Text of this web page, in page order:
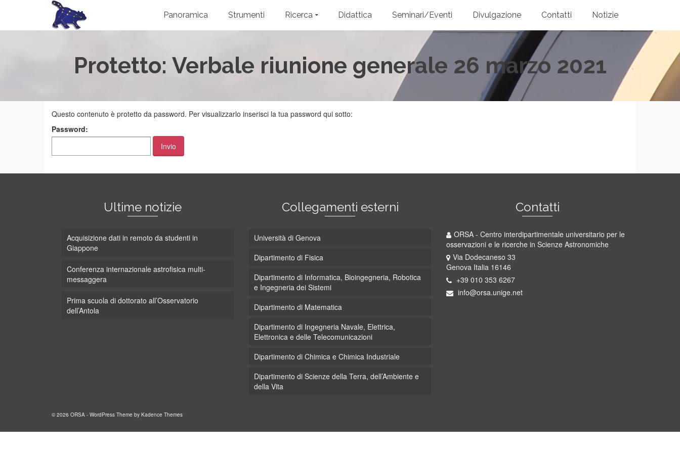
Panoramica Strumenti Ricerca Didattica Seminari/Eventi Divulgazione Contatti Notizie
Protetto: Verbale riunione generale 26 marzo 2021
Questo contenuto è protetto da password. Per visualizzarlo inserisci la tua password qui sotto:
Password:
Ultime notizie
Acquisizione dati in remoto da studenti in
Giappone
Conferenza internazionale astrofisica multi-
messaggera
Prima scuola di dottorato all’Osservatorio
dell’Antola
Collegamenti esterni
Università di Genova
Dipartimento di Fisica
Dipartimento di Informatica, Bioingegneria, Robotica
e Ingegneria dei Sistemi
Dipartimento di Matematica
Dipartimento di Ingegneria Navale, Elettrica,
Elettronica e delle Telecomunicazioni
Dipartimento di Chimica e Chimica Industriale
Dipartimento di Scienze della Terra, dell’Ambiente e
della Vita
Contatti
ORSA - Centro interdipartimentale universitario per le
osservazioni e le ricerche in Scienze Astronomiche
Via Dodecaneso 33
Genova Italia 16146
+39 010 353 6267
info@orsa.unige.net
© 2026 ORSA - WordPress Theme by Kadence Themes